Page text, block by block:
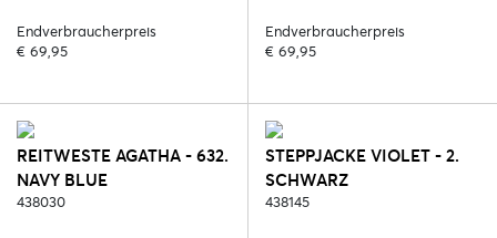
Endverbraucherpreis
€ 69,95
Endverbraucherpreis
€ 69,95
REITWESTE AGATHA - 632.
NAVY BLUE
438030
STEPPJACKE VIOLET - 2.
SCHWARZ
438145